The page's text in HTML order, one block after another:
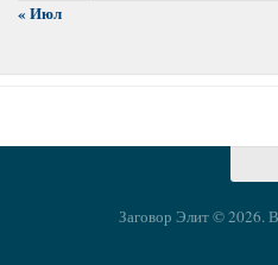
« Июл
Заговор Элит © 2026.